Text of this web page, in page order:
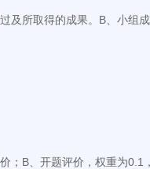
所取得的成果。B、小组
；B、开题评价，权重为